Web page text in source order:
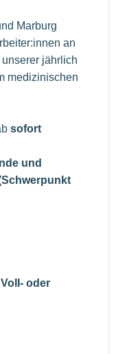
Marburg
an
jährlich
medizinischen
sofort
und
Voll- oder